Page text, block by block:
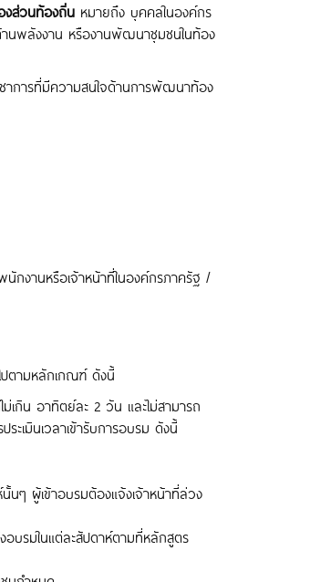
ส่วนท้องถิ่น หมายถึง บุคคลในองค์กร
นพลังงาน หรืองานพัฒนาชุมชนในท้อง
การที่มีความสนใจด้านการพัฒนาท้อง
งานหรือเจ้าหน้าที่ในองค์กรภาครัฐ /
ปตามหลักเกณฑ์ ดังนี้
เกิน อาทิตย์ละ 2 วัน และไม่สามารถ
เมินเวลาเข้ารับการอบรม ดังนี้​
นๆ ผู้เข้าอบรมต้องแจ้งเจ้าหน้าที่ล่วง
บรมในแต่ละสัปดาห์ตามที่หลักสูตร